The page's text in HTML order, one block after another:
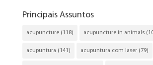
Principais Assuntos
acupuncture(118) acupuncture in animals
acupuntura (141) acupuntura com laser(79)